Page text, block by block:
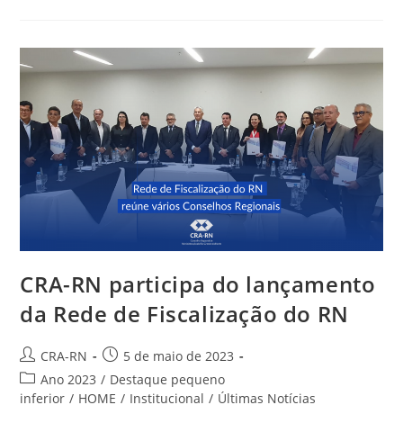
Parlamentar
De
Apoio
Profissionais
CRA-RN participa do lançamento
da Rede de Fiscalização do RN
Autor
do
post:
CRA-RN
Post
publicado:
5 de maio de 2023
Categoria
do
Ano 2023 / Destaque pequeno
inferior / HOME / Institucional / Últimas Notícias